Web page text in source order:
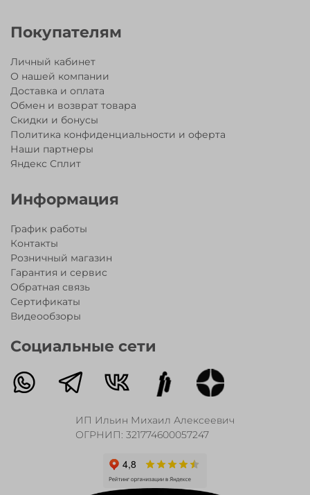
Покупателям
Личный кабинет
О нашей компании
Доставка и оплата
Обмен и возврат товара
Скидки и бонусы
Политика конфиденциальности и оферта
Наши партнеры
Яндекс Сплит
Информация
График работы
Контакты
Розничный магазин
Гарантия и сервис
Обратная связь
Сертификаты
Видеообзоры
Социальные сети
ИП Ильин Михаил Алексеевич
ОГРНИП: 321774600057247